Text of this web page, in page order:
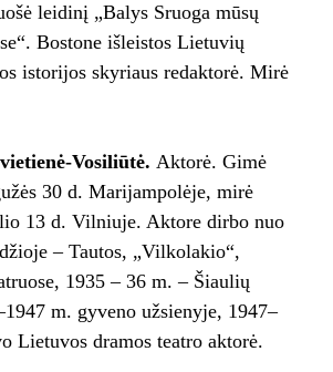
leidinį „Balys Sruoga mūsų
Bostone išleistos Lietuvių
istorijos skyriaus redaktorė. Mirė
Vosiliūtė. Aktorė. Gimė
30 d. Marijampolėje, mirė
13 d. Vilniuje. Aktore dirbo nuo
– Tautos, „Vilkolakio“,
1935 – 36 m. – Šiaulių
m. gyveno užsienyje, 1947–
Lietuvos dramos teatro aktorė.